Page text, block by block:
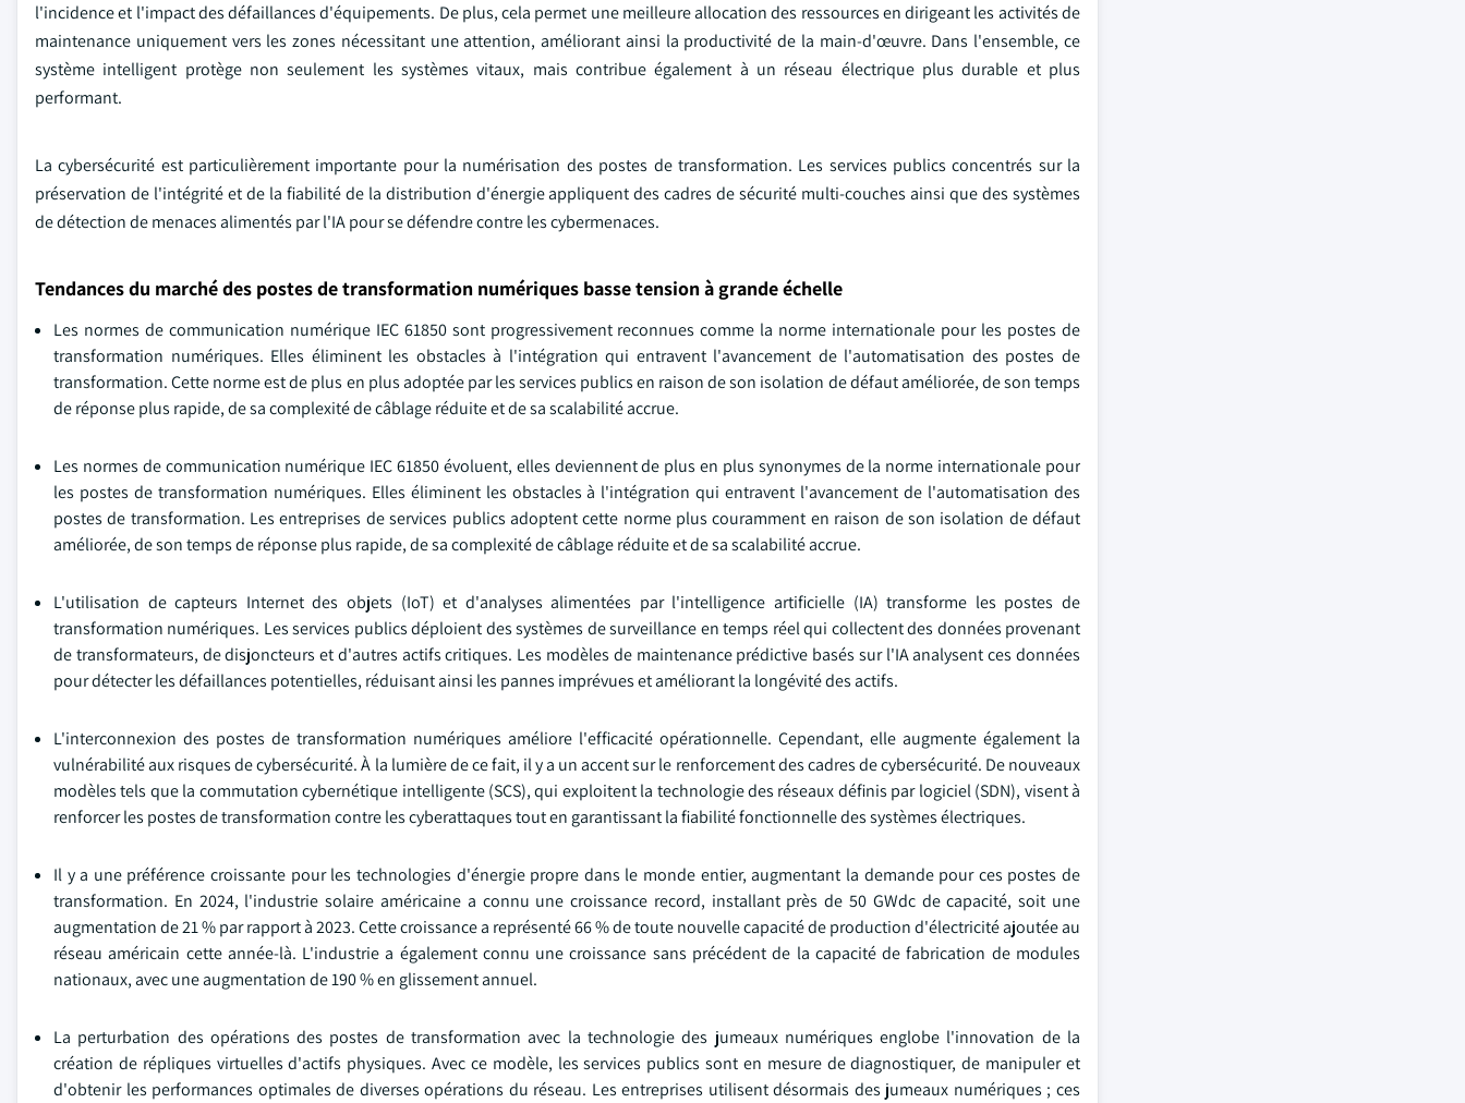
l'incidence et l'impact des défaillances d'équipements. De plus, cela permet une meilleure allocation des ressources en dirigeant les activités de
maintenance uniquement vers les zones nécessitant une attention, améliorant ainsi la productivité de la main-d'œuvre. Dans l'ensemble, ce
système intelligent protège non seulement les systèmes vitaux, mais contribue également à un réseau électrique plus durable et plus
performant.
La cybersécurité est particulièrement importante pour la numérisation des postes de transformation. Les services publics concentrés sur la
préservation de l'intégrité et de la fiabilité de la distribution d'énergie appliquent des cadres de sécurité multi-couches ainsi que des systèmes
de détection de menaces alimentés par l'IA pour se défendre contre les cybermenaces.
Tendances du marché des postes de transformation numériques basse tension à grande échelle
Les normes de communication numérique IEC 61850 sont progressivement reconnues comme la norme internationale pour les postes de
transformation numériques. Elles éliminent les obstacles à l'intégration qui entravent l'avancement de l'automatisation des postes de
transformation. Cette norme est de plus en plus adoptée par les services publics en raison de son isolation de défaut améliorée, de son temps
de réponse plus rapide, de sa complexité de câblage réduite et de sa scalabilité accrue.
Les normes de communication numérique IEC 61850 évoluent, elles deviennent de plus en plus synonymes de la norme internationale pour
les postes de transformation numériques. Elles éliminent les obstacles à l'intégration qui entravent l'avancement de l'automatisation des
postes de transformation. Les entreprises de services publics adoptent cette norme plus couramment en raison de son isolation de défaut
améliorée, de son temps de réponse plus rapide, de sa complexité de câblage réduite et de sa scalabilité accrue.
L'utilisation de capteurs Internet des objets (IoT) et d'analyses alimentées par l'intelligence artificielle (IA) transforme les postes de
transformation numériques. Les services publics déploient des systèmes de surveillance en temps réel qui collectent des données provenant
de transformateurs, de disjoncteurs et d'autres actifs critiques. Les modèles de maintenance prédictive basés sur l'IA analysent ces données
pour détecter les défaillances potentielles, réduisant ainsi les pannes imprévues et améliorant la longévité des actifs.
L'interconnexion des postes de transformation numériques améliore l'efficacité opérationnelle. Cependant, elle augmente également la
vulnérabilité aux risques de cybersécurité. À la lumière de ce fait, il y a un accent sur le renforcement des cadres de cybersécurité. De nouveaux
modèles tels que la commutation cybernétique intelligente (SCS), qui exploitent la technologie des réseaux définis par logiciel (SDN), visent à
renforcer les postes de transformation contre les cyberattaques tout en garantissant la fiabilité fonctionnelle des systèmes électriques.
Il y a une préférence croissante pour les technologies d'énergie propre dans le monde entier, augmentant la demande pour ces postes de
transformation. En 2024, l'industrie solaire américaine a connu une croissance record, installant près de 50 GWdc de capacité, soit une
augmentation de 21 % par rapport à 2023. Cette croissance a représenté 66 % de toute nouvelle capacité de production d'électricité ajoutée au
réseau américain cette année-là. L'industrie a également connu une croissance sans précédent de la capacité de fabrication de modules
nationaux, avec une augmentation de 190 % en glissement annuel.
La perturbation des opérations des postes de transformation avec la technologie des jumeaux numériques englobe l'innovation de la
création de répliques virtuelles d'actifs physiques. Avec ce modèle, les services publics sont en mesure de diagnostiquer, de manipuler et
d'obtenir les performances optimales de diverses opérations du réseau. Les entreprises utilisent désormais des jumeaux numériques ; ces